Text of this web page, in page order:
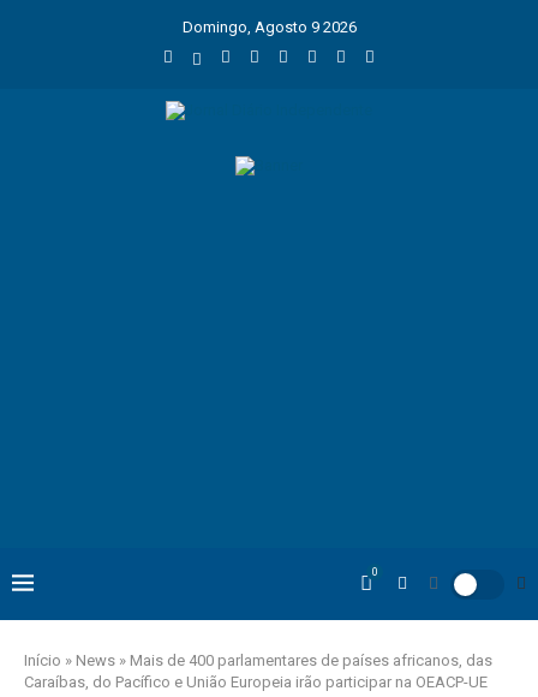
Domingo, Agosto 9 2026
0
Início » News » Mais de 400 parlamentares de países africanos, das
Caraíbas, do Pacífico e União Europeia irão participar na OEACP-UE